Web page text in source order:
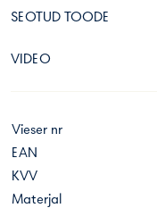
SEOTUD TOODE
VIDEO
Vieser nr
EAN
KVV
Materjal